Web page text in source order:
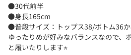
●30代前半
●身長165cm
●普段サイズ：トップス38/ボトム36
ゆったりめが好みなバランスなので、
と履いたりします⭐︎